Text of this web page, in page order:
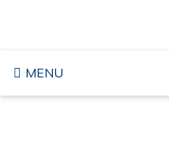
MENU